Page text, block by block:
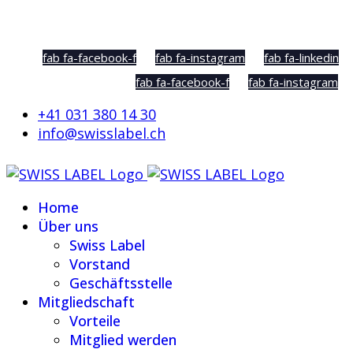
fab fa-facebook-f fab fa-instagram
fab fa-linkedin
fab fa-facebook-f
fab fa-instagram
+41 031 380 14 30
info@swisslabel.ch
Home
Über uns
Swiss Label
Vorstand
Geschäftsstelle
Mitgliedschaft
Vorteile
Mitglied werden